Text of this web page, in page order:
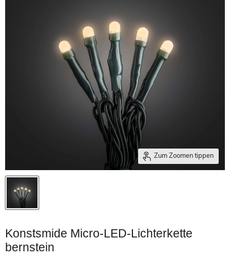
Zum Zoomen tippen
Konstsmide Micro-LED-Lichterkette
bernstein